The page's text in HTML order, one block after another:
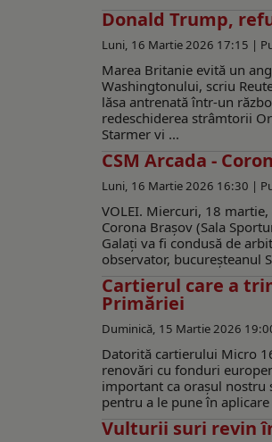
Donald Trump,
Luni, 16 Martie 2026 17:15 |
Marea Britanie evită un
Washingtonului, scriu
lăsa antrenată într-un
redeschiderea strâmtorii
Starmer vi ...
CSM Arcada -
Luni, 16 Martie 2026 16:30 |
VOLEI. Miercuri, 18
Corona Brașov (Sala
Galați va fi condusă de
observator, bucureșteanul
Cartierul care a
Primăriei
Duminică, 15 Martie 2026
Datorită cartierului Micro
renovări cu fonduri
important ca oraşul nostru
pentru a le pune în
Vulturii suri revin